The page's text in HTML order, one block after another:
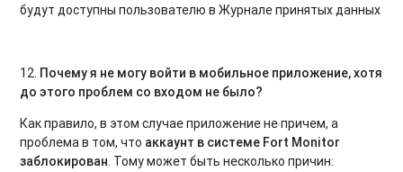
будут доступны пользователю в Журнале принятых данных
12. Почему я не могу войти в мобильное приложение, хотя
до этого проблем со входом не было?
Как правило, в этом случае приложение не причем, а
проблема в том, что аккаунт в системе Fort Monitor
заблокирован. Тому может быть несколько причин: